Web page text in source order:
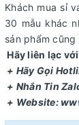
Khách mua sỉ
30 mẫu khác
sản phẩm
Hãy liên lạc
+ Hãy Gọi
+ Nhắn Tin
+ Website: